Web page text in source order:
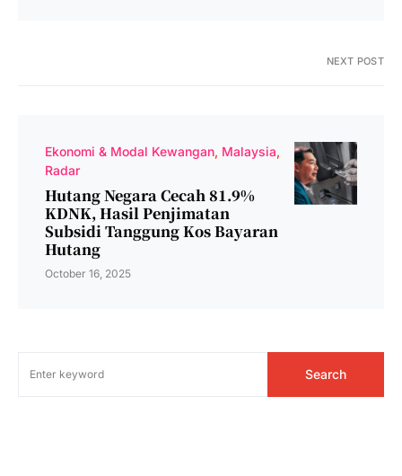
NEXT POST
Ekonomi & Modal Kewangan Malaysia
Radar
Hutang Negara Cecah 81.9%
KDNK, Hasil Penjimatan
Subsidi Tanggung Kos Bayaran
Hutang
October 16, 2025
Search